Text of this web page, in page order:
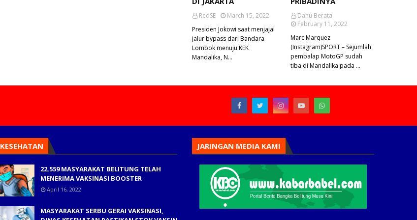
RedSE
March 15, 2022
Presiden Jokowi saat menjajal
jalur bypass dari Bandara
Lombok menuju KEK
Mandalika, N…
Danu Berata
February 11, 2022
Marc Marquez
(Instagram)SPORT – Sejumlah
pembalap MotoGP sudah
tiba di Mandalika pada …
KESEHATAN
22.559 MASYARAKAT BELITUNG TELAH
MENERIMA VAKSINASI BOOSTER
April 16, 2022
MASYARAKAT SERBU GERAI VAKSINASI,
JARINGAN MEDIA KAMI